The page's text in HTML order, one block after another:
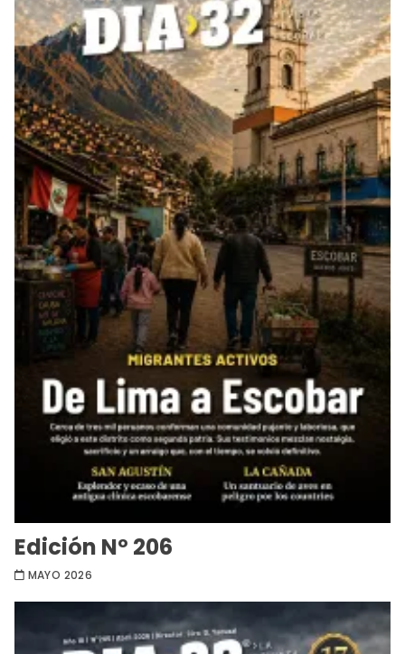
Edición Nº 206
MAYO 2026